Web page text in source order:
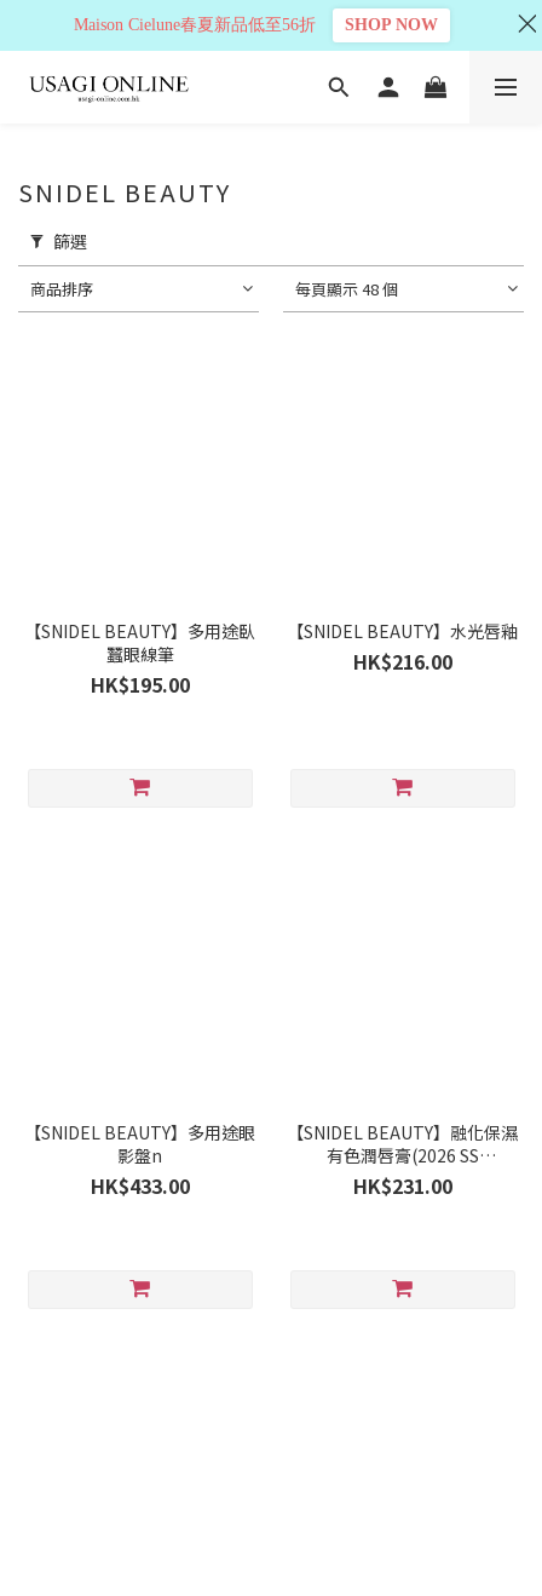
SNIDEL BEAUTY
篩選
商品排序 每頁顯示 48 個
【SNIDEL BEAUTY】多用途臥
蠶眼線筆
HK$195.00
【SNIDEL BEAUTY】水光唇釉
HK$216.00
【SNIDEL BEAUTY】多用途眼
影盤n
HK$433.00
【SNIDEL BEAUTY】融化保濕
有色潤唇膏(2026 SS
Collection)
HK$231.00
Maison Cielune春夏新品低至56折 SHOP NOW